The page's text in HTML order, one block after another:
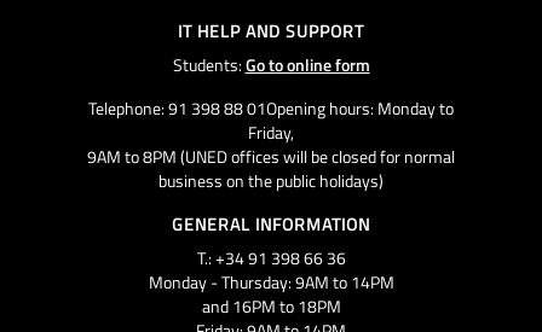
IT HELP AND SUPPORT
Students:Go to online form
Telephone: 91 398 88 01Opening hours: Monday to
Friday,
9AM to 8PM (UNED offices will be closed for normal
business on the public holidays)
GENERAL INFORMATION
T.: +34 91 398 66 36
Monday - Thursday: 9AM to 14PM
and 16PM to 18PM